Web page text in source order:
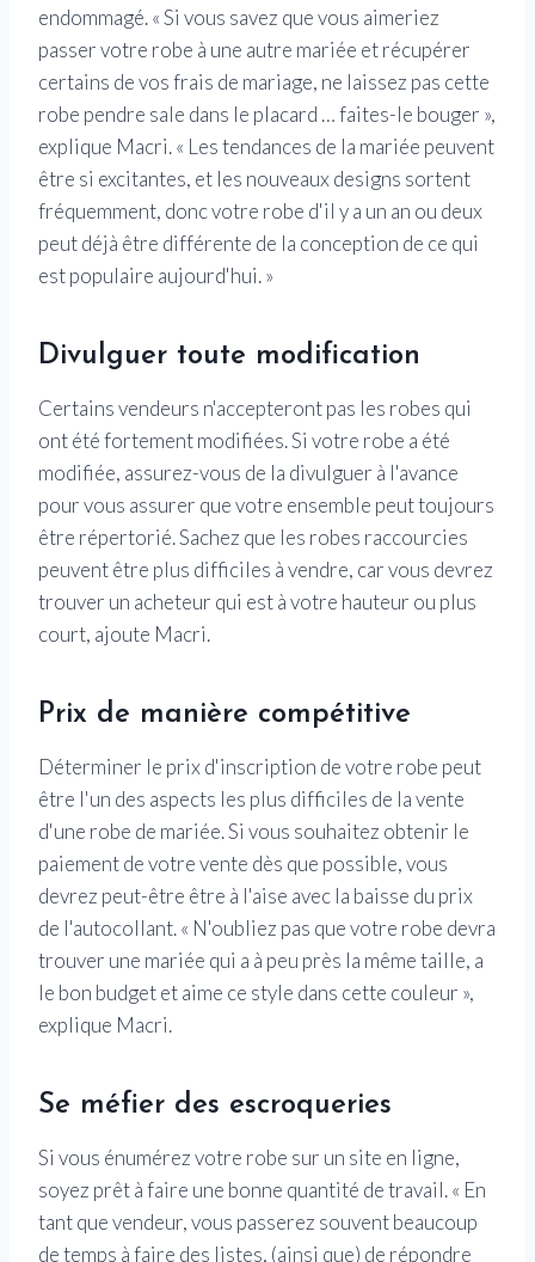
endommagé. « Si vous savez que vous aimeriez
passer votre robe à une autre mariée et récupérer
certains de vos frais de mariage, ne laissez pas cette
robe pendre sale dans le placard … faites-le bouger »,
explique Macri. « Les tendances de la mariée peuvent
être si excitantes, et les nouveaux designs sortent
fréquemment, donc votre robe d'il y a un an ou deux
peut déjà être différente de la conception de ce qui
est populaire aujourd'hui. »
Divulguer toute modification
Certains vendeurs n'accepteront pas les robes qui
ont été fortement modifiées. Si votre robe a été
modifiée, assurez-vous de la divulguer à l'avance
pour vous assurer que votre ensemble peut toujours
être répertorié. Sachez que les robes raccourcies
peuvent être plus difficiles à vendre, car vous devrez
trouver un acheteur qui est à votre hauteur ou plus
court, ajoute Macri.
Prix ​​de manière compétitive
Déterminer le prix d'inscription de votre robe peut
être l'un des aspects les plus difficiles de la vente
d'une robe de mariée. Si vous souhaitez obtenir le
paiement de votre vente dès que possible, vous
devrez peut-être être à l'aise avec la baisse du prix
de l'autocollant. « N'oubliez pas que votre robe devra
trouver une mariée qui a à peu près la même taille, a
le bon budget et aime ce style dans cette couleur »,
explique Macri.
Se méfier des escroqueries
Si vous énumérez votre robe sur un site en ligne,
soyez prêt à faire une bonne quantité de travail. « En
tant que vendeur, vous passerez souvent beaucoup
de temps à faire des listes, (ainsi que) de répondre